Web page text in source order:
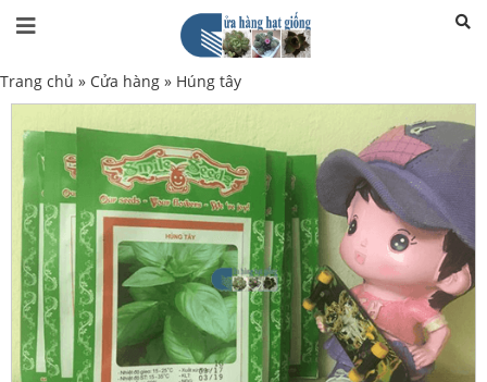
Trang chủ » Cửa hàng » Húng tây